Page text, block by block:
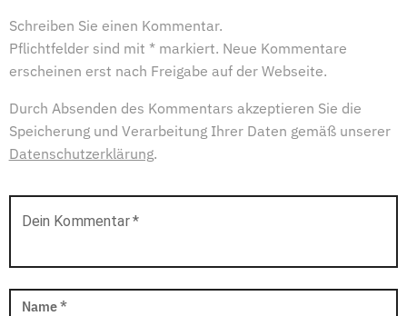
Schreiben Sie einen Kommentar.
Pflichtfelder sind mit * markiert. Neue Kommentare
erscheinen erst nach Freigabe auf der Webseite.
Durch Absenden des Kommentars akzeptieren Sie die
Speicherung und Verarbeitung Ihrer Daten gemäß unserer
Datenschutzerklärung.
Dein Kommentar*
Name *